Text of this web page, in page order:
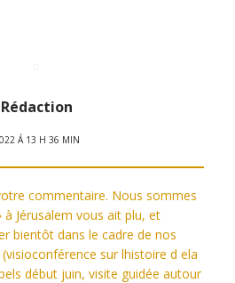
Rédaction
Á 13 H 36 MIN
commentaire. Nous sommes
à Jérusalem vous ait plu, et
bientôt dans le cadre de nos
sur lhistoire d ela
début juin, visite guidée autour